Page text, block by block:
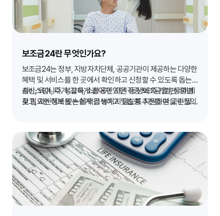
보조금24란 무엇인가요?
보조금24는 정부, 지방자치단체, 공공기관이 제공하는 다양한
혜택 및 서비스를 한 곳에서 확인하고 신청할 수 있도록 돕는
서비스입니다. 복잡하게 흩어져 있던 각종 보조금을 편리하게
찾고, 자신에게 맞는 혜택을 놓치지 않도록 지원하여 국민들의
출산, 육아, 주거, 교육, 소상공인 지원 등 생애 주기별, 상황별
로 필요한 정보를 손쉽게 검색하고 맞춤형 추천을 받을 수 있